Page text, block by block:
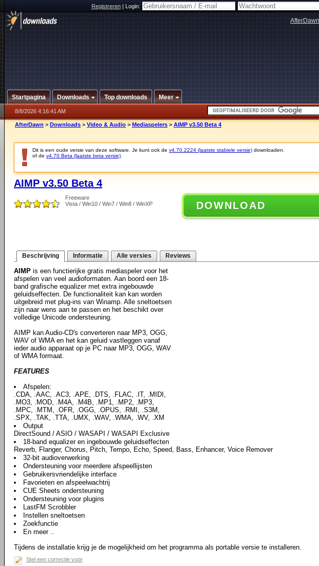
Registreren|Login:
AfterDawn
Startpagina Downloads Top downloads Meer
8/8/2026 4:16:41 AM
AfterDawn > Downloads > Video & Audio > Mediaspelers > AIMP v3.50 Beta 4
Dit is een oude versie van deze software. Je kunt ook de v4.70.2224 (laatste stabiele versie) downloaden.
of de v4.70 Beta (laatste beta versie)
AIMP v3.50 Beta 4
Freeware
Vista / Win10 / Win7 / Win8 / WinXP
DOWNLOAD
Beschrijving Informatie Alle versies Reviews
AIMP is een functierijke gratis mediaspeler voor het
afspelen van veel audioformaten. Aan boord een 18-
band grafische equalizer met extra ingebouwde
geluidseffecten. De functionaliteit kan kan worden
uitgebreid met plug-ins van Winamp. Alle sneltoetsen
zijn naar wens aan te passen en het beschikt over
volledige Unicode ondersteuning.
AIMP kan Audio-CD's converteren naar MP3, OGG,
WAV of WMA en het kan geluid vastleggen vanaf
ieder audio apparaat op je PC naar MP3, OGG, WAV
of WMA formaat.
FEATURES
Afspelen:
.CDA, .AAC, .AC3, .APE, .DTS, .FLAC, .IT, .MIDI,
.MO3, .MOD, .M4A, .M4B, .MP1, .MP2, .MP3,
.MPC, .MTM, .OFR, .OGG, .OPUS, .RMI, .S3M,
.SPX, .TAK, .TTA, .UMX, .WAV, .WMA, .WV, .XM
Output
DirectSound / ASIO / WASAPI / WASAPI Exclusive
18-band equalizer en ingebouwde geluidseffecten
Reverb, Flanger, Chorus, Pitch, Tempo, Echo, Speed, Bass, Enhancer, Voice Remover
32-bit audioverwerking
Ondersteuning voor meerdere afspeellijsten
Gebruikersvriendelijke interface
Favorieten en afspeelwachtrij
CUE Sheets ondersteuning
Ondersteuning voor plugins
LastFM Scrobbler
Instellen sneltoetsen
Zoekfunctie
En meer ..
Tijdens de installatie krijg je de mogelijkheid om het programma als portable versie te installeren.
Stel een correctie voor